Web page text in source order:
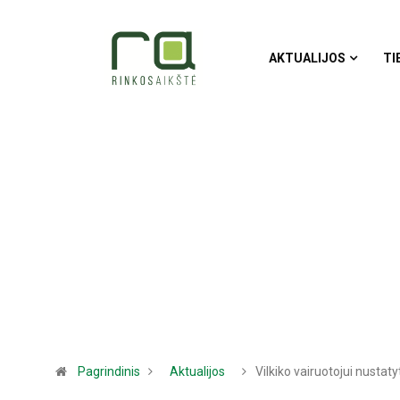
AKTUALIJOS
Pagrindinis Aktualijos Vilkiko vairuotojui